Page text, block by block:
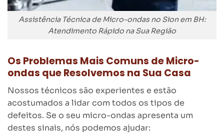
Assistência Técnica de Micro-ondas no Sion em BH:
Atendimento Rápido na Sua Região
Os Problemas Mais Comuns de Micro-
ondas que Resolvemos na Sua Casa
Nossos técnicos são experientes e estão
acostumados a lidar com todos os tipos de
defeitos. Se o seu micro-ondas apresenta um
destes sinais, nós podemos ajudar: